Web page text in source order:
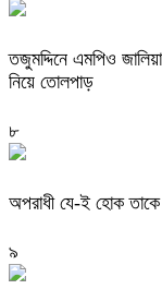
তজুমদ্দিনে এমপিও
নিয়ে তোলপাড়
৮
অপরাধী যে-ই হোক
৯